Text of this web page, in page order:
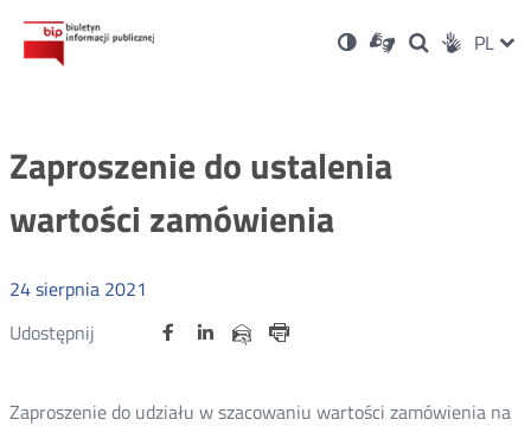
Ustawienia
Wersja
kontrastowa
Dla
niesłyszących
OtwórzOtwórz
w
Otwórz
w
Social PL
Zaproszenie do ustalenia
wartości zamówienia
24sierpnia 2021
Udostępnij
Udostępnij
Otwórz Udostępnij
na
OtwórzUdostępnij
na
OtwórzUdostępnij
przez
Zaproszenie do udziału w szacowaniu wartości zamówienia na